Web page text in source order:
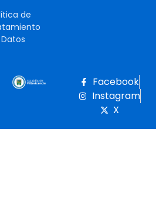
de
Facebook
Instagram
X